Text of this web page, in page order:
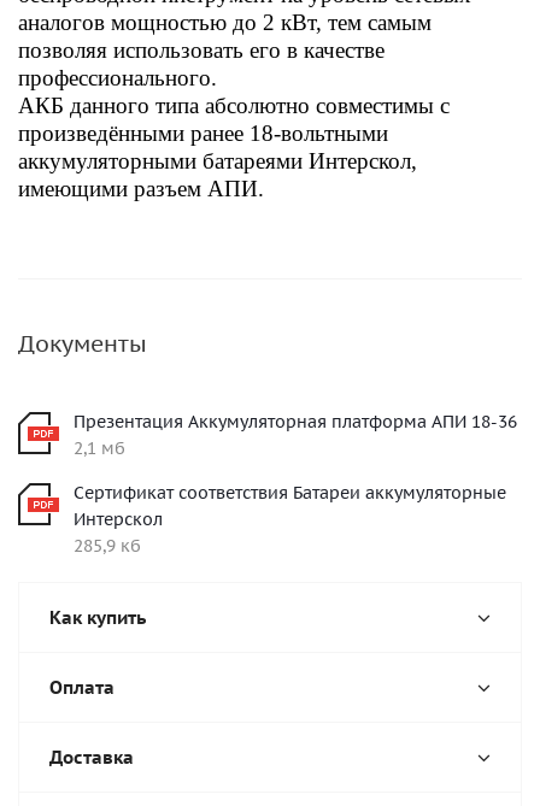
аналогов мощностью до 2 кВт, тем самым
позволяя использовать его в качестве
профессионального.
АКБ данного типа абсолютно совместимы с
произведёнными ранее 18-вольтными
аккумуляторными батареями Интерскол,
имеющими разъем АПИ.
Документы
Презентация Аккумуляторная платформа АПИ 18-36
2,1 мб
Сертификат соответствия Батареи аккумуляторные
Интерскол
285,9 кб
Как купить
Оплата
Доставка